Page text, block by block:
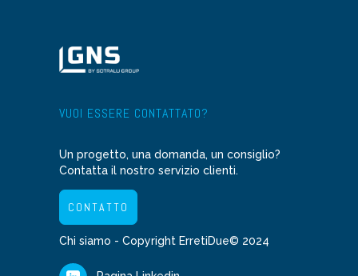
VUOI ESSERE CONTATTATO?
Un progetto, una domanda, un consiglio?
Contatta il nostro servizio clienti.
CONTATTO
Chi siamo - Copyright ErretiDue© 2024